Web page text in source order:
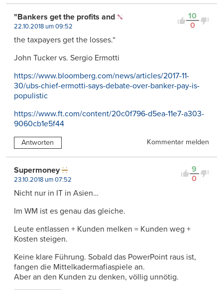
10
0
"Bankers get the profits and
22.10.2018 um 09:52
the taxpayers get the losses.“
John Tucker vs. Sergio Ermotti
https://www.bloomberg.com/news/articles/2017-11-
30/ubs-chief-ermotti-says-debate-over-banker-pay-is-
populistic
https://www.ft.com/content/20c0f796-d5ea-11e7-a303-
9060cb1e5f44
Antworten Kommentar melden
9
0
Supermoney
23.10.2018 um 07:52
Nicht nur in IT in Asien…
Im WM ist es genau das gleiche.
Leute entlassen + Kunden melken = Kunden weg +
Kosten steigen.
Keine klare Führung. Sobald das PowerPoint raus ist,
fangen die Mittelkadermafiaspiele an.
Aber an den Kunden zu denken, völlig unnötig.